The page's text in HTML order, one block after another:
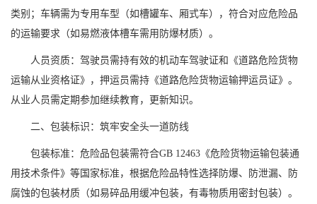
类别；车辆需为专用车型（如槽罐车、厢式车），符合对应危险品
的运输要求（如易燃液体槽车需用防爆材质）。
人员资质：驾驶员需持有效的机动车驾驶证和《道路危险货物
运输从业资格证》，押运员需持《道路危险货物运输押运员证》。
从业人员需定期参加继续教育，更新知识。
二、包装标识：筑牢安全头一道防线
包装标准：危险品包装需符合GB 12463《危险货物运输包装通
用技术条件》等国家标准，根据危险品特性选择防爆、防泄漏、防
腐蚀的包装材质（如易碎品用缓冲包装，有毒物质用密封包装）。